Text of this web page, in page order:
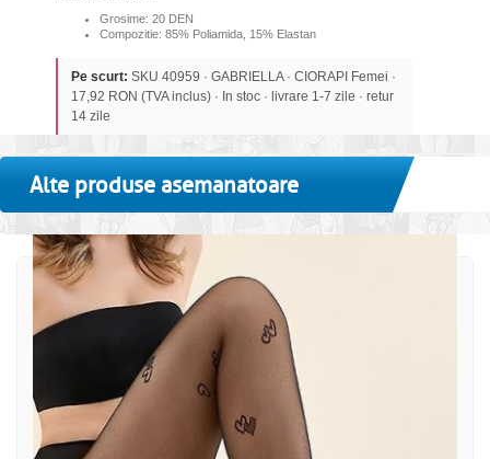
Grosime: 20 DEN
Compozitie: 85% Poliamida, 15% Elastan
Pe scurt: SKU 40959 · GABRIELLA · CIORAPI Femei ·
17,92 RON (TVA inclus) · In stoc · livrare 1-7 zile · retur
14 zile
Alte produse asemanatoare